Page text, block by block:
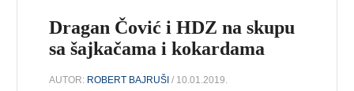
Dragan Čović i HDZ na skupu
sa šajkačama i kokardama
AUTOR: ROBERT BAJRUŠI / 10.01.2019.